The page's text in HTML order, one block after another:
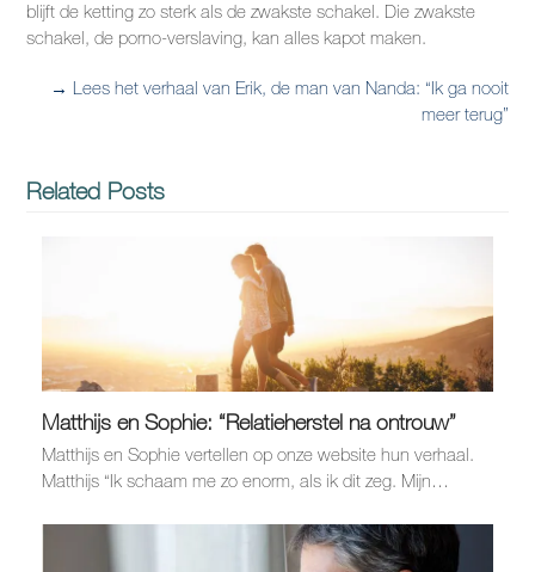
blijft de ketting zo sterk als de zwakste schakel. Die zwakste
schakel, de porno-verslaving, kan alles kapot maken.
→ Lees het verhaal van Erik, de man van Nanda: “Ik ga nooit
meer terug”
Related Posts
Matthijs en Sophie: “Relatieherstel na ontrouw”
Matthijs en Sophie vertellen op onze website hun verhaal.
Matthijs “Ik schaam me zo enorm, als ik dit zeg. Mijn…